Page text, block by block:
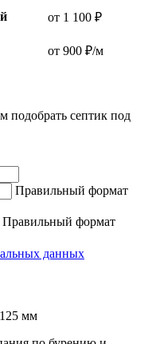
от 1 100 ₽
от 900 ₽/м
септик под
Правильный формат
Правильный формат
данных